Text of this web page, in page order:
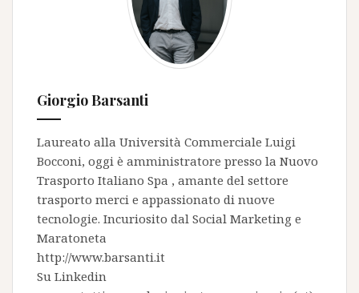
Giorgio Barsanti
Laureato alla Università Commerciale Luigi
Bocconi, oggi è amministratore presso la Nuovo
Trasporto Italiano Spa , amante del settore
trasporto merci e appassionato di nuove
tecnologie. Incuriosito dal Social Marketing e
Maratoneta
http://www.barsanti.it
Su Linkedin